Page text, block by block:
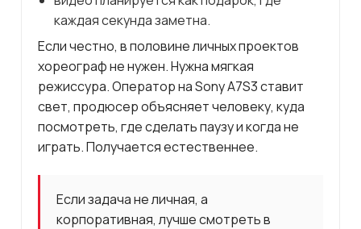
каждая секунда заметна.
Если честно, в половине личных проектов
хореограф не нужен. Нужна мягкая
режиссура. Оператор на Sony A7S3 ставит
свет, продюсер объясняет человеку, куда
посмотреть, где сделать паузу и когда не
играть. Получается естественнее.
Если задача не личная, а
корпоративная, лучше смотреть в